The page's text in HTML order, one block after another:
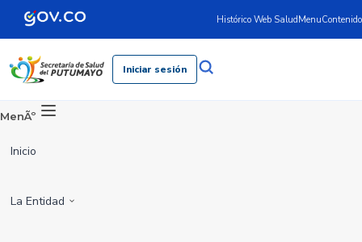
Histórico Web SaludMenuContenido
Iniciar sesión
MenÃº
Inicio
La Entidad